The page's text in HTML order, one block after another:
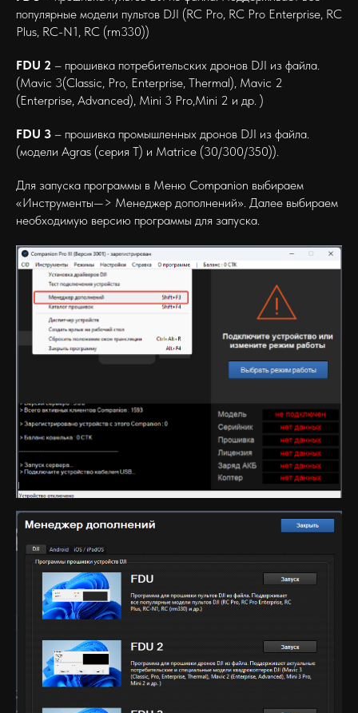
популярные модели пультов DJI (RC Pro, RC Pro Enterprise, RC
Plus, RC-N1, RC (rm330))
FDU 2 – прошивка потребительских дронов DJI из файла.
(Mavic 3(Classic, Pro, Enterprise, Thermal), Mavic 2
(Enterprise, Advanced), Mini 3 Pro,Mini 2 и др. )
FDU 3 – прошивка промышленных дронов DJI из файла.
(модели Agras (серия Т) и Matrice (30/300/350)).
Для запуска программы в Меню Companion выбираем
«Инструменты—> Менеджер дополнений». Далее выбираем
необходимую версию программы для запуска.